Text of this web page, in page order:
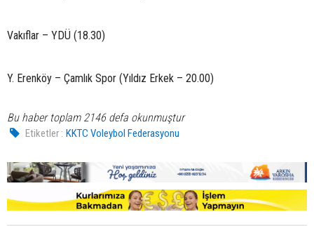
Vakıflar – YDÜ (18.30)
Y. Erenköy – Çamlık Spor (Yıldız Erkek – 20.00)
Bu haber toplam 2146 defa okunmuştur
Etiketler : KKTC Voleybol Federasyonu